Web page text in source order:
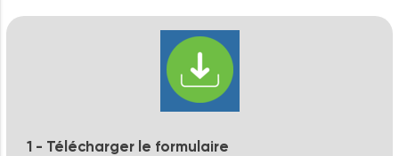
1 - Télécharger le formulaire